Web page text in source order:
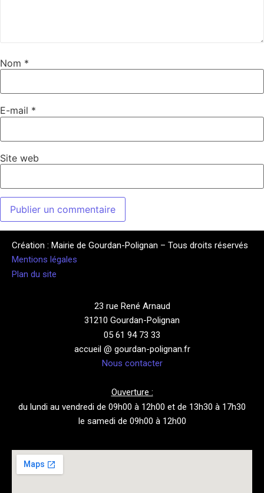
Nom *
E-mail *
Site web
Création : Mairie de Gourdan-Polignan – Tous droits réservés
Mentions légales
Plan du site
23 rue René Arnaud
31210 Gourdan-Polignan
05 61 94 73 33
accueil @ gourdan-polignan.fr
Nous contacter
Ouverture :
du lundi au vendredi de 09h00 à 12h00 et de 13h30 à 17h30
le samedi de 09h00 à 12h00